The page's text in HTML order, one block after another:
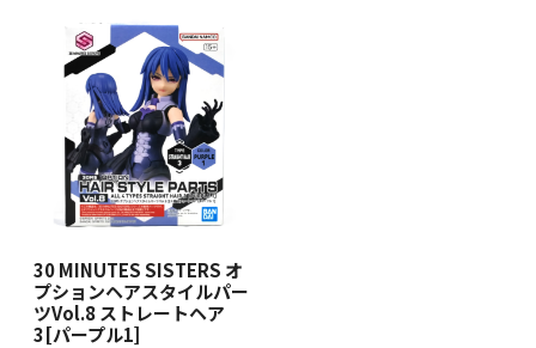
30 MINUTES SISTERS オ
プションヘアスタイルパー
ツVol.8 ストレートヘア
3[パープル1]